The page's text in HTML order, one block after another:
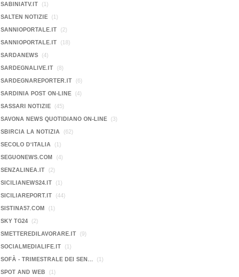
SABINIATV.IT (1)
SALTEN NOTIZIE (1)
SANNIOPORTALE.IT (2)
SANNIOPORTALE.IT (18)
SARDANEWS (4)
SARDEGNALIVE.IT (8)
SARDEGNAREPORTER.IT (6)
SARDINIA POST ON-LINE (4)
SASSARI NOTIZIE (45)
SAVONA NEWS QUOTIDIANO ON-LINE (3)
SBIRCIA LA NOTIZIA (62)
SECOLO D‘ITALIA (1)
SEGUONEWS.COM (4)
SENZALINEA.IT (2)
SICILIANEWS24.IT (1)
SICILIAREPORT.IT (44)
SISTINA57.COM (1)
SKY TG24 (2)
SMETTEREDILAVORARE.IT (9)
SOCIALMEDIALIFE.IT (1)
SOFÀ - TRIMESTRALE DEI SEN... (1)
SPOT AND WEB (1)